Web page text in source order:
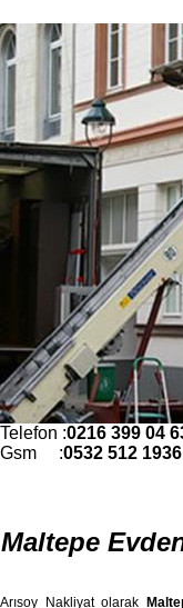
Telefon :0216 399 04
Gsm :0532 512 1936
Maltepe
Arısoy Nakliyat olarak